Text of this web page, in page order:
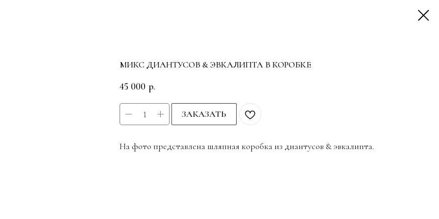
МИКС ДИАНТУСОВ & ЭВКАЛИПТА В КОРОБКЕ
45 000 р.
ЗАКАЗАТЬ
На фото представлена шляпная коробка из диантусов & эвкалипта.